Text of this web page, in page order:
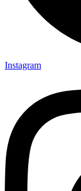
Instagram